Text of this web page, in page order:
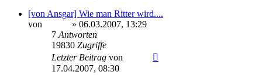
[von Ansgar] Wie man Ritter wird....
von
» 06.03.2007, 13:29
7Antworten
19830 Zugriffe
Letzter Beitrag von
17.04.2007, 08:30